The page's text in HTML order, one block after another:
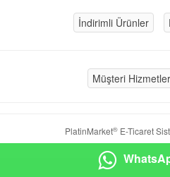
İndirimli Ürünler
Müşteri
PlatinMarket®E-Ticaret